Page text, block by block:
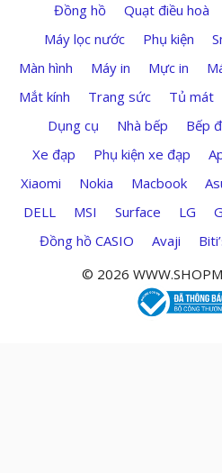
Đồng hồ
Quạt điều hoà
Máy lọc nước
Phụ kiện
Màn hình
Máy in Mực in
Mắt kính
Trang sức Tủ mát
Dụng cụ
Nhà bếp Bếp
Xe đạp
Phụ kiện xe đạp
Xiaomi
Nokia Macbook
DELL
MSI Surface LG
Đồng hồ CASIO
Avaji
© 2026